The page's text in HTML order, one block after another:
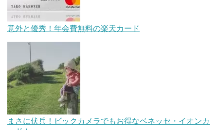
意外と優秀！年会費無料の楽天カード
まさに伏兵！ビックカメラでもお得なベネッセ・イオンカ